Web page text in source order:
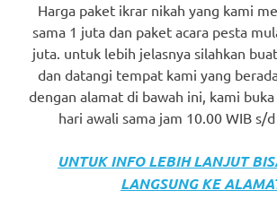
watches.
Hours
Online
replica
Harga paket ikrar nikah yang kami
sama 1 juta dan paket acara pesta
juta. untuk lebih jelasnya silahkan
dan datangi tempat kami yang
dengan alamat di bawah ini, kami
hari awali sama jam 10.00 WIB s/
UNTUK INFO LEBIH LANJUT
LANGSUNG KE